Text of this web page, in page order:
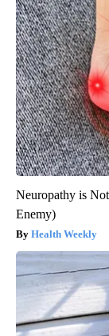
Neuropathy is
Enemy)
Health Weekly